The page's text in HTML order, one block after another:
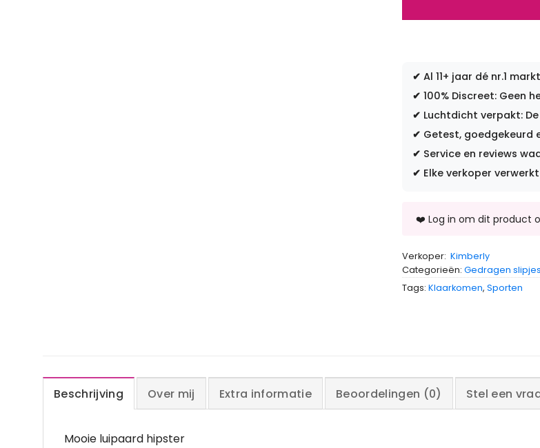
✔ Al 11+ jaar dé nr.1
✔ 100% Discreet: Geen
✔ Luchtdicht verpakt:
✔ Getest, goedgekeurd
✔ Service en reviews
✔ Elke verkoper
Verkoper: Kimberly
Categorieën: Gedragen slipjes
Tags: Klaarkomen, Sporten
Beschrijving Over mij Extra informatie Beoordelingen (0) Stel een
Mooie luipaard hipster